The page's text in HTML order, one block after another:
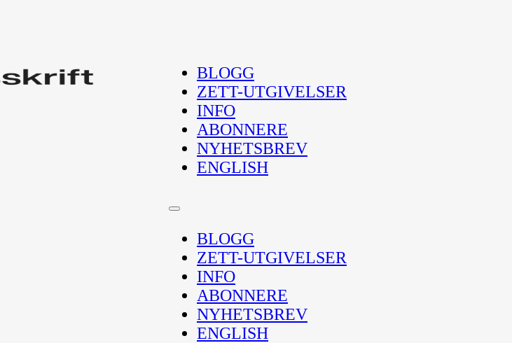
BLOGG
ZETT-UTGIVELSER
INFO
ABONNERE
NYHETSBREV
ENGLISH
BLOGG
ZETT-UTGIVELSER
INFO
ABONNERE
NYHETSBREV
ENGLISH